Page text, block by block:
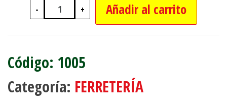
-
LIMPIA PARABRISAS X1 CON 10
+ Añadir al carrito
1005
Categoría: FERRETERÍA